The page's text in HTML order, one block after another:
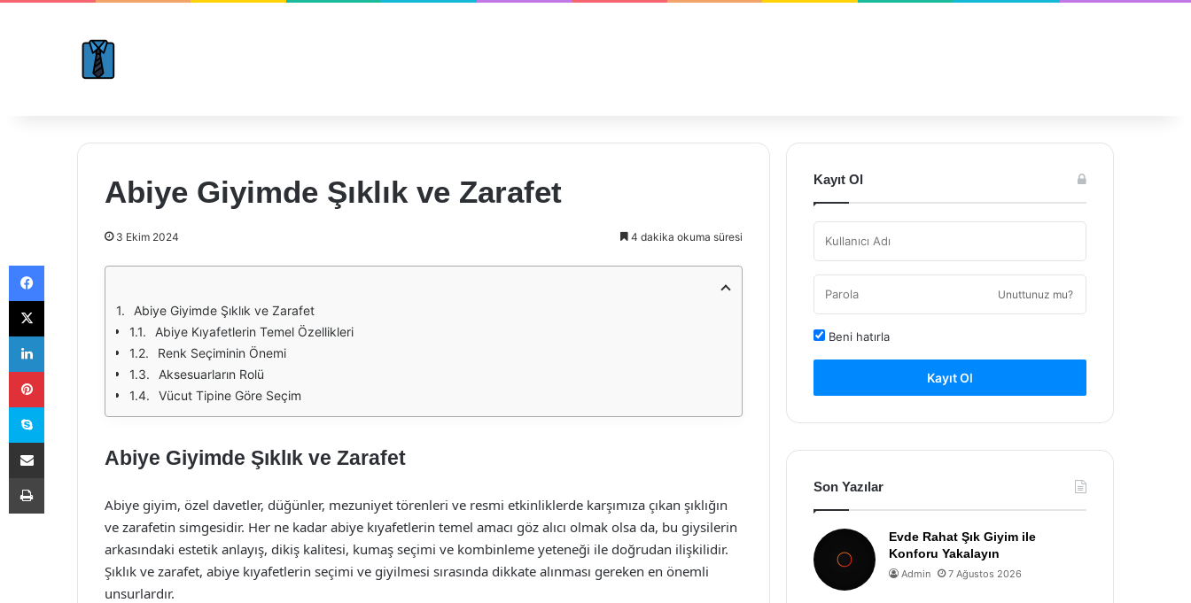
Abiye Giyimde Şıklık ve Zarafet
3 Ekim 2024 4 dakika okuma süresi
Abiye Giyimde Şıklık ve Zarafet
Abiye Kıyafetlerin Temel Özellikleri
Renk Seçiminin Önemi
Aksesuarların Rolü
Vücut Tipine Göre Seçim
Abiye Giyimde Şıklık ve Zarafet
Abiye giyim, özel davetler, düğünler, mezuniyet törenleri ve resmi etkinliklerde karşımıza çıkan şıklığın
ve zarafetin simgesidir. Her ne kadar abiye kıyafetlerin temel amacı göz alıcı olmak olsa da, bu giysilerin
arkasındaki estetik anlayış, dikiş kalitesi, kumaş seçimi ve kombinleme yeteneği ile doğrudan ilişkilidir.
Şıklık ve zarafet, abiye kıyafetlerin seçimi ve giyilmesi sırasında dikkate alınması gereken en önemli
unsurlardır.
Kayıt Ol
Unuttunuz mu?
Beni hatırla
Kayıt Ol
Son Yazılar
Evde Rahat Şık Giyim ile
Konforu Yakalayın
Admin 7 Ağustos 2026
Facebook
X
LinkedIn
Pinterest
Skype
E-Posta ile paylaş